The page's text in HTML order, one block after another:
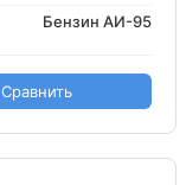
Бензин АИ-95
Сравнить